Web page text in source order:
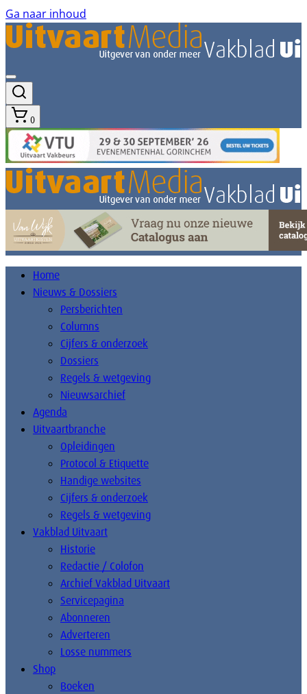
Ga naar inhoud
0
Home
Nieuws & Dossiers
Persberichten
Columns
Cijfers & onderzoek
Dossiers
Regels & wetgeving
Nieuwsarchief
Agenda
Uitvaartbranche
Opleidingen
Protocol & Etiquette
Handige websites
Cijfers & onderzoek
Regels & wetgeving
Vakblad Uitvaart
Historie
Redactie / Colofon
Archief Vakblad Uitvaart
Servicepagina
Abonneren
Adverteren
Losse nummers
Shop
Boeken